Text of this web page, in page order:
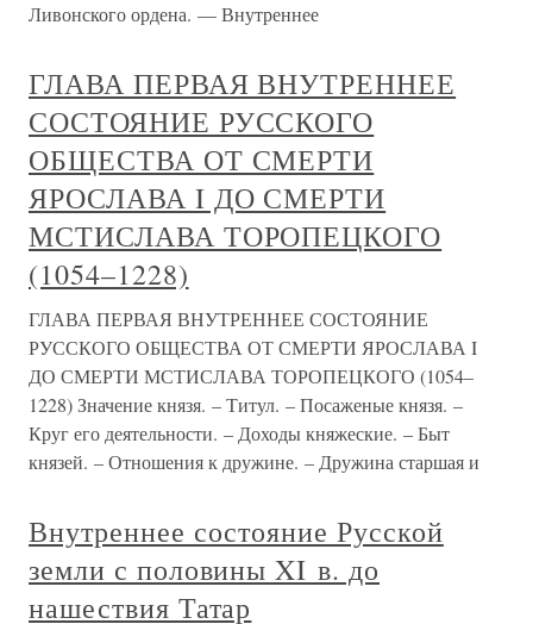
Ливонского ордена. — Внутреннее
ГЛАВА ПЕРВАЯ ВНУТРЕННЕЕ
СОСТОЯНИЕ РУССКОГО
ОБЩЕСТВА ОТ СМЕРТИ
ЯРОСЛАВА I ДО СМЕРТИ
МСТИСЛАВА ТОРОПЕЦКОГО
(1054–1228)
ГЛАВА ПЕРВАЯ ВНУТРЕННЕЕ СОСТОЯНИЕ
РУССКОГО ОБЩЕСТВА ОТ СМЕРТИ ЯРОСЛАВА I
ДО СМЕРТИ МСТИСЛАВА ТОРОПЕЦКОГО (1054–
1228) Значение князя. – Титул. – Посаженые князя. –
Круг его деятельности. – Доходы княжеские. – Быт
князей. – Отношения к дружине. – Дружина старшая и
Внутреннее состояние Русской
земли с половины XI в. до
нашествия Татар